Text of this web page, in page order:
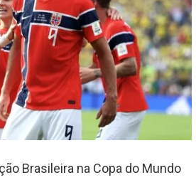
Brasileira na Copa do Mundo